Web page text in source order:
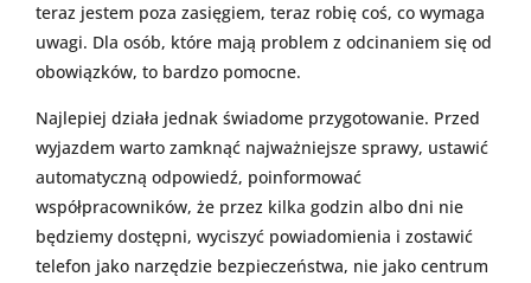
teraz jestem poza zasięgiem, teraz robię coś, co wymaga
uwagi. Dla osób, które mają problem z odcinaniem się od
obowiązków, to bardzo pomocne.
Najlepiej działa jednak świadome przygotowanie. Przed
wyjazdem warto zamknąć najważniejsze sprawy, ustawić
automatyczną odpowiedź, poinformować
współpracowników, że przez kilka godzin albo dni nie
będziemy dostępni, wyciszyć powiadomienia i zostawić
telefon jako narzędzie bezpieczeństwa, nie jako centrum